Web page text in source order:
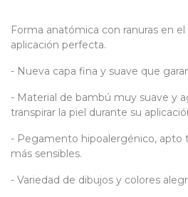
Forma anatómica con ranuras en
aplicación perfecta.
- Nueva capa fina y suave que
- Material de bambú muy suave y
transpirar la piel durante su
- Pegamento hipoalergénico, apto
más sensibles.
- Variedad de dibujos y colores